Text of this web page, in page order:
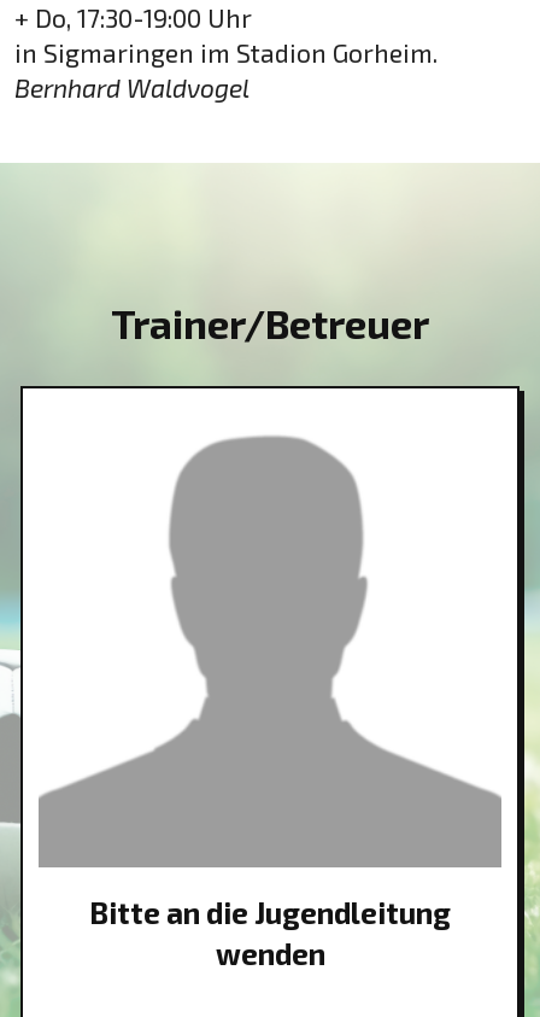
+ Do, 17:30-19:00 Uhr
in Sigmaringen im Stadion Gorheim.
Bernhard Waldvogel
Trainer/Betreuer
Bitte an die Jugendleitung
wenden